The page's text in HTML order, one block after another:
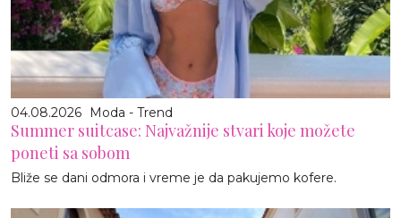
04.08.2026 Moda - Trend
Summer suitcase: Najvažnije stvari koje možete
poneti sa sobom
Bliže se dani odmora i vreme je da pakujemo kofere.